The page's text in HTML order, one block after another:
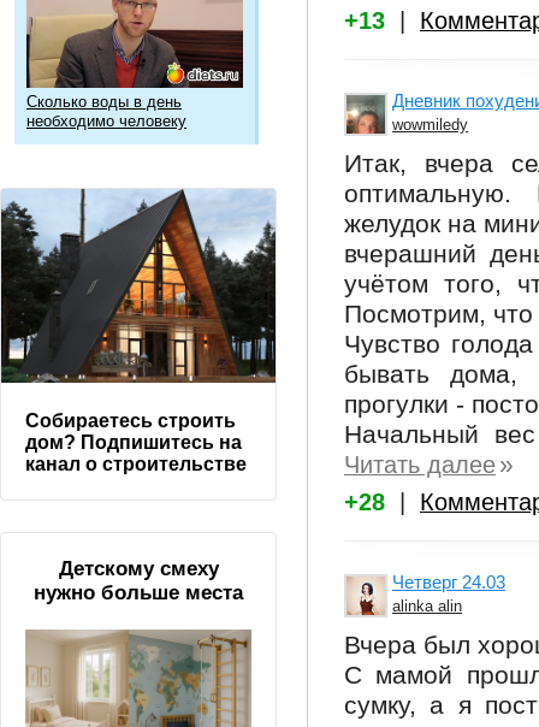
+13
Дневник
wowmiledy
Итак, вчера
желудок на
вчерашний
учётом того,
Посмотрим,
Чувство
бывать дома,
прогулки -
Начальный
Читать далее»
+28
Четверг 24.03
alinka alin
Вчера был
С мамой
сумку, а я
Сколько воды в день
необходимо человеку
Собираетесь строить
дом? Подпишитесь на
канал о строительстве
Детскому смеху
нужно больше места